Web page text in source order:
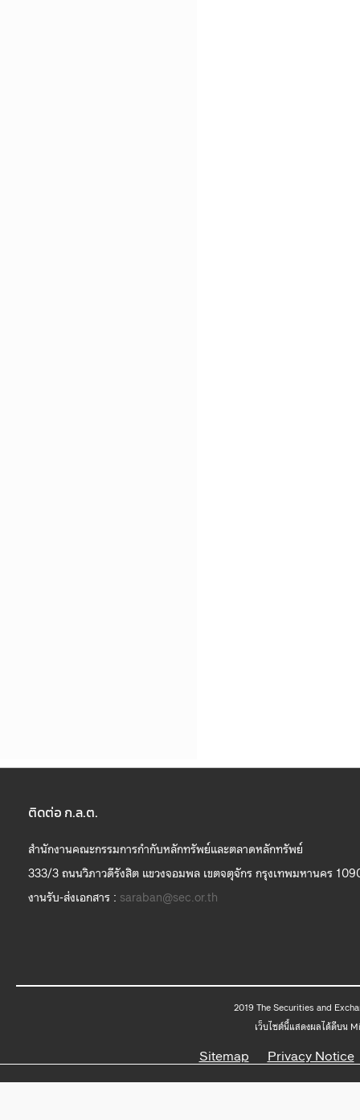
ติดต่อ ก.ล.ต.
สำนักงานคณะกรรมการกำกับหลักทรัพย์และตลาดหลักทรัพย์
333/3 ถนนวิภาวดีรังสิต แขวงจอมพล เขตจตุจักร กรุงเทพมหานคร
งานรับ-ส่งเอกสาร : saraban@sec.or.th
2019
เว็บไซต์นี้แสดงผลได้ดีบน
Sitemap Privacy Notice